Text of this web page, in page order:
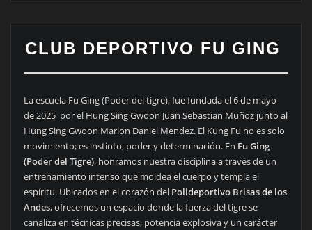
CLUB DEPORTIVO FU GING
La escuela Fu Ging (Poder del tigre), fue fundada el 6 de mayo
de 2025 por el Hung Sing Gwoon Juan Sebastian Muñoz junto al
Hung Sing Gwoon Marlon Daniel Mendez. El Kung Fu no es solo
movimiento; es instinto, poder y determinación. En Fu Ging
(Poder del Tigre), honramos nuestra disciplina a través de un
entrenamiento intenso que moldea el cuerpo y templa el
espíritu. Ubicados en el corazón del Polideportivo Brisas de los
Andes, ofrecemos un espacio donde la fuerza del tigre se
canaliza en técnicas precisas, potencia explosiva y un carácter